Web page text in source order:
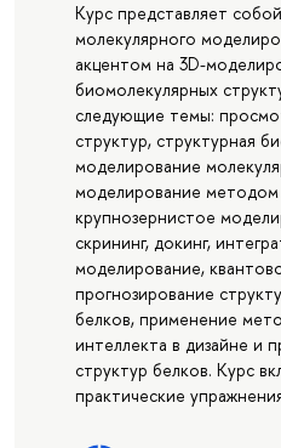
Курс представляет
молекулярного
акцентом на 3D-
биомолекулярных
следующие темы:
структур, структурная
моделирование
моделирование
крупнозернистое
скрининг, докинг,
моделирование,
прогнозирование
белков, применение
интеллекта в дизайне и
структур белков. Курс
практические